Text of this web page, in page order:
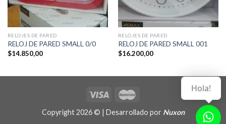
RELOJES DE PARED
RELOJ DE PARED SMALL 0/0
$14.850,00
RELOJES DE PARED
RELOJ DE PARED SMALL 001
$16.200,00
Copyright 2026 © | Desarrollado por Nuxon
Hola!